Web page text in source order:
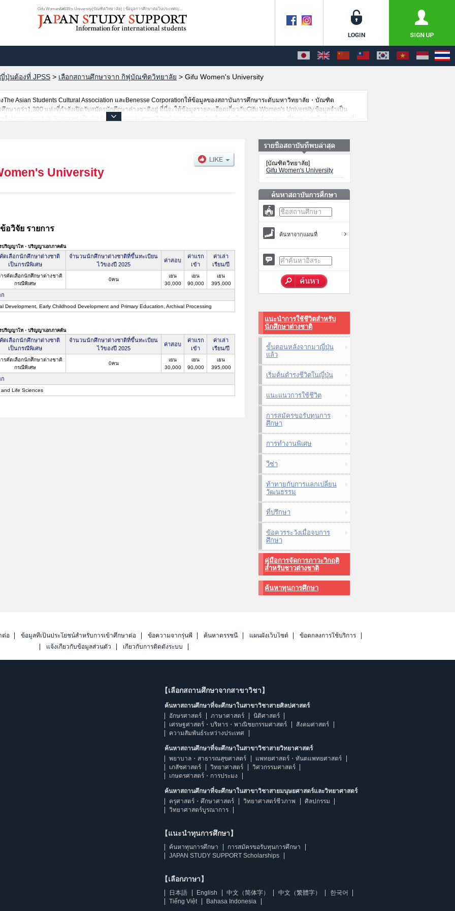
Gifu Women&#039;s University(บัณฑิตวิทยาลัย) | ข้อมูลการศึกษาต่อในประเทศญ...
ปุ่นต้องที่ JPSS > เลือกสถานศึกษาจาก กิฟุบัณฑิตวิทยาลัย > Gifu Women's University
The Asian Students Cultural Association และBenesse Corporationให้ข้อมูลของสถาบันการศึกษาระดับมหาวิทยาลัย・บัณฑิต
ษากว่า1,300 แห่งที่กำลังเปิดรับสมัครนักศึกษาต่างชาติอยู่ ที่นี่จะให้ข้อมูลรายละเอียดเกี่ยวกับGifu Women's University,ข้อมูลจำเป็น
รือHome and Life Sciences เป็นต้น,ข้อมูลของแต่ละสาขาวิจัย,ข้อมูลการสอบคัดเลือกเข้าศึกษาเช่นจำนวนคนที่รับสมัครหรือจำนวนคนที่
University
อวิจัย รายการ
ปริญญาโท・ปริญญาเอกภาคต้น
ดเลือกนักศึกษาต่างชาติ
เป็นกรณีพิเศษ
จำนวนนักศึกษาต่างชาติที่ขึ้นทะเบียน
ไว้ของปี 2025
ค่าสอบ
ค่าแรก
เข้า
ค่าเล่า
เรียน/ปี
รคัดเลือกนักศึกษาต่างชาติ
กรณีพิเศษ
0คน
เยน
30,000
เยน
90,000
เยน
395,000
ก
Development, Early Childhood Development and Primary Education, Archival Processing
ปริญญาโท・ปริญญาเอกภาคต้น
ดเลือกนักศึกษาต่างชาติ
เป็นกรณีพิเศษ
จำนวนนักศึกษาต่างชาติที่ขึ้นทะเบียน
ไว้ของปี 2025
ค่าสอบ
ค่าแรก
เข้า
ค่าเล่า
เรียน/ปี
รคัดเลือกนักศึกษาต่างชาติ
กรณีพิเศษ
0คน
เยน
30,000
เยน
90,000
เยน
395,000
ก
and Life Sciences
[บัณฑิตวิทยาลัย]
Gifu Women's University
ค้นหาจากแผนที่
แนะนำการใช้ชีวิตสำหรับ
นักศึกษาต่างชาติ
ขั้นตอนหลังจากมาญี่ปุ่น
แล้ว
เริ่มต้นดำรงชีวิตในญี่ปุ่น
แนะแนวการใช้ชีวิต
การสมัครขอรับทุนการ
ศึกษา
การทำงานพิเศษ
วีซ่า
ท้าทายกับการแลกเปลี่ยน
วัฒนธรรม
ที่ปรึกษา
ข้อควรระวังเมื่อจบการ
ศึกษา
คู่มือการจัดการภาวะวิกฤติ
สำหรับชาวต่างชาติ
ค้นหาทุนการศึกษา
ต่อ ข้อมูลที่เป็นประโยชน์สำหรับการเข้าศึกษาต่อ ข้อความจากรุ่นพี่ ค้นหาดรรชนี แผนผังเว็บไซต์
ข้อตกลงการใช้บริการ
แจ้งเกี่ยวกับข้อมูลส่วนตัว
เกี่ยวกับการติดตั้งระบบ
【เลือกสถานศึกษาจากสาขาวิชา】
ค้นหาสถานศึกษาที่จะศึกษาในสาขาวิชาสายศิลปศาสตร์
อักษรศาสตร์
ภาษาศาสตร์
นิติศาสตร์
เศรษฐศาสตร์・บริหาร・พาณิชยกรรมศาสตร์
สังคมศาสตร์
ความสัมพันธ์ระหว่างประเทศ
ค้นหาสถานศึกษาที่จะศึกษาในสาขาวิชาสายวิทยาศาสตร์
พยาบาล・สาธารณสุขศาสตร์
แพทยศาสตร์・ทันตแพทยศาสตร์
เภสัชศาสตร์
วิทยาศาสตร์
วิศวกรรมศาสตร์
เกษตรศาสตร์・การประมง
ค้นหาสถานศึกษาที่จะศึกษาในสาขาวิชาสายมนุษยศาสตร์และวิทยาศาสตร์
ครุศาสตร์・ศึกษาศาสตร์
วิทยาศาสตร์ชีวภาพ
ศิลปกรรม
วิทยาศาสตร์บูรณาการ
【แนะนำทุนการศึกษา】
ค้นหาทุนการศึกษา
การสมัครขอรับทุนการศึกษา
JAPAN STUDY SUPPORT Scholarships
【เลือกภาษา】
日本語 English 中文（简体字） 中文（繁體字）
한국어
Tiếng Việt
Bahasa Indonesia